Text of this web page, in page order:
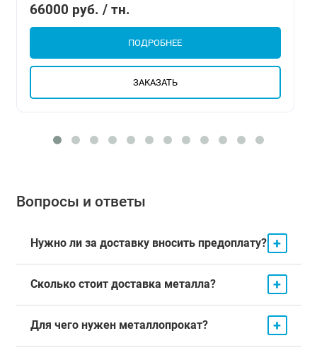
66000 руб. / тн.
ПОДРОБНЕЕ
ЗАКАЗАТЬ
Вопросы и ответы
Нужно ли за доставку вносить предоплату? +
Сколько стоит доставка металла? +
Для чего нужен металлопрокат? +